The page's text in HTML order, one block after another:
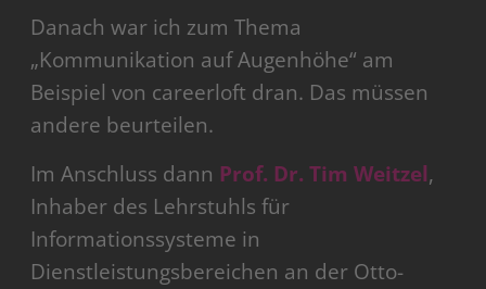
Danach war ich zum Thema
„Kommunikation auf Augenhöhe“ am
Beispiel von careerloft dran. Das müssen
andere beurteilen.
Im Anschluss dann Prof. Dr. Tim Weitzel,
Inhaber des Lehrstuhls für
Informationssysteme in
Dienstleistungsbereichen an der Otto-